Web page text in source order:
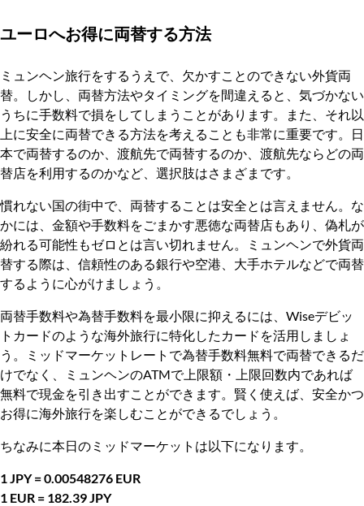
ユーロへお得に両替する方法
ミュンヘン旅行をするうえで、欠かすことのできない外貨両
替。しかし、両替方法やタイミングを間違えると、気づかない
うちに手数料で損をしてしまうことがあります。また、それ以
上に安全に両替できる方法を考えることも非常に重要です。日
本で両替するのか、渡航先で両替するのか、渡航先ならどの両
替店を利用するのかなど、選択肢はさまざまです。
慣れない国の街中で、両替することは安全とは言えません。な
かには、金額や手数料をごまかす悪徳な両替店もあり、偽札が
紛れる可能性もゼロとは言い切れません。ミュンヘンで外貨両
替する際は、信頼性のある銀行や空港、大手ホテルなどで両替
するように心がけましょう。
両替手数料や為替手数料を最小限に抑えるには、Wiseデビッ
トカードのような海外旅行に特化したカードを活用しましょ
う。ミッドマーケットレートで為替手数料無料で両替できるだ
けでなく、ミュンヘンのATMで上限額・上限回数内であれば
無料で現金を引き出すことができます。賢く使えば、安全かつ
お得に海外旅行を楽しむことができるでしょう。
ちなみに本日のミッドマーケットは以下になります。
1 JPY = 0.00548276 EUR
1 EUR = 182.39 JPY